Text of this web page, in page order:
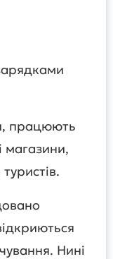
працюють
магазини,
Нині